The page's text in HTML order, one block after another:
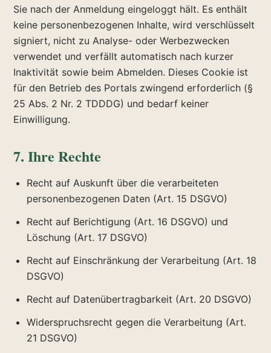
Sie nach der Anmeldung eingeloggt hält. Es enthält
keine personenbezogenen Inhalte, wird verschlüsselt
signiert, nicht zu Analyse- oder Werbezwecken
verwendet und verfällt automatisch nach kurzer
Inaktivität sowie beim Abmelden. Dieses Cookie ist
für den Betrieb des Portals zwingend erforderlich (§
25 Abs. 2 Nr. 2 TDDDG) und bedarf keiner
Einwilligung.
7. Ihre Rechte
Recht auf Auskunft über die verarbeiteten
personenbezogenen Daten (Art. 15 DSGVO)
Recht auf Berichtigung (Art. 16 DSGVO) und
Löschung (Art. 17 DSGVO)
Recht auf Einschränkung der Verarbeitung (Art. 18
DSGVO)
Recht auf Datenübertragbarkeit (Art. 20 DSGVO)
Widerspruchsrecht gegen die Verarbeitung (Art.
21 DSGVO)